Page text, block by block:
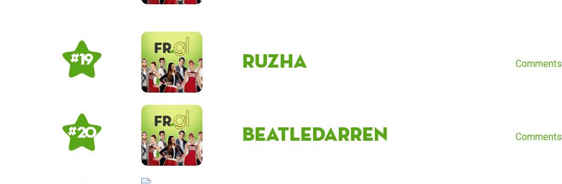
# 19 Ruzha Comments
# 20 beatledarren Comments